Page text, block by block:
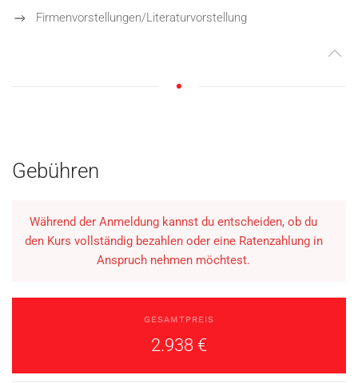
Firmenvorstellungen/Literaturvorstellung
Gebühren
Während der Anmeldung kannst du entscheiden, ob du
den Kurs vollständig bezahlen oder eine Ratenzahlung in
Anspruch nehmen möchtest.
GESAMTPREIS
2.938 €